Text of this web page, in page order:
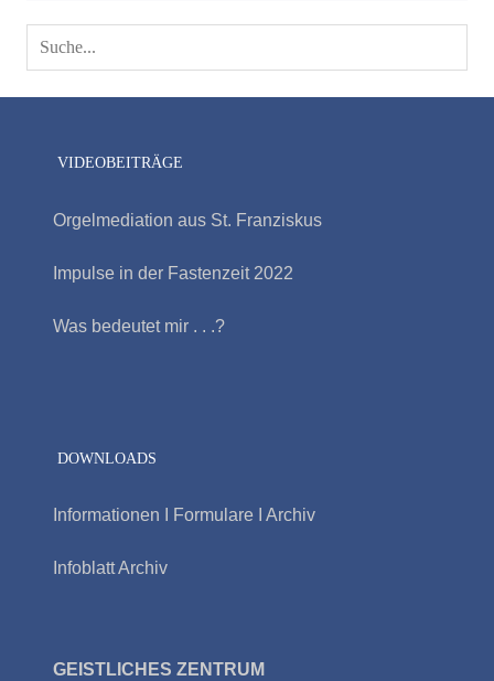
VIDEOBEITRÄGE
Orgelmediation aus St. Franziskus
Impulse in der Fastenzeit 2022
Was bedeutet mir . . .?
DOWNLOADS
Informationen I Formulare I Archiv
Infoblatt Archiv
GEISTLICHES ZENTRUM